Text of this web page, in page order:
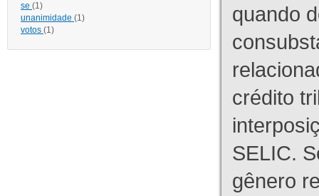
se (1)
unanimidade (1)
votos (1)
quando
crédito
SELIC.
gênero